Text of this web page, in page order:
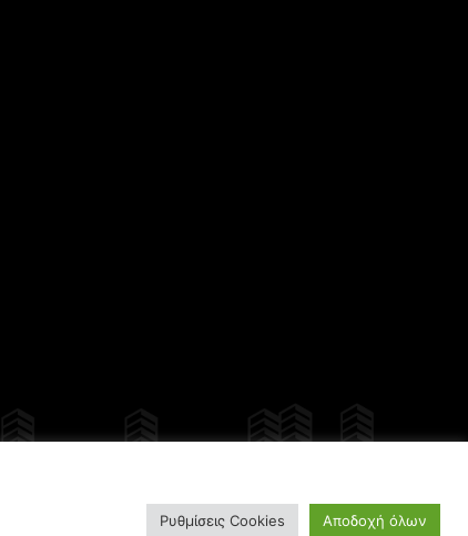
Ρυθμίσεις Cookies Αποδοχή όλων